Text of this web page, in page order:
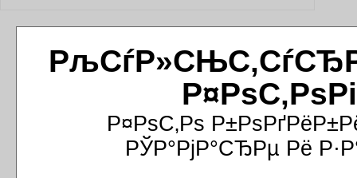
Р¤РѕС‚Рѕ
РЎР°РјР°СЂРµ Рё